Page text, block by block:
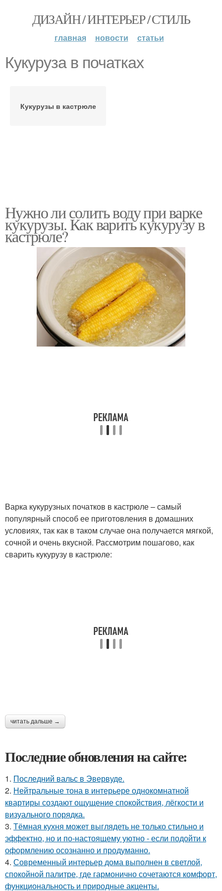
ДИЗАЙН / ИНТЕРЬЕР / СТИЛЬ
главная новости статьи
Кукуруза в початках
Кукурузы в кастрюле
Нужно ли солить воду при варке
кукурузы. Как варить кукурузу в
кастрюле?
Варка кукурузных початков в кастрюле – самый
популярный способ ее приготовления в домашних
условиях, так как в таком случае она получается мягкой,
сочной и очень вкусной. Рассмотрим пошагово, как
сварить кукурузу в кастрюле:
читать дальше →
Последние обновления на сайте:
1. Последний вальс в Эвервуде.
2. Нейтральные тона в интерьере однокомнатной
квартиры создают ощущение спокойствия, лёгкости и
визуального порядка.
3. Тёмная кухня может выглядеть не только стильно и
эффектно, но и по-настоящему уютно - если подойти к
оформлению осознанно и продуманно.
4. Современный интерьер дома выполнен в светлой,
спокойной палитре, где гармонично сочетаются комфорт,
функциональность и природные акценты.